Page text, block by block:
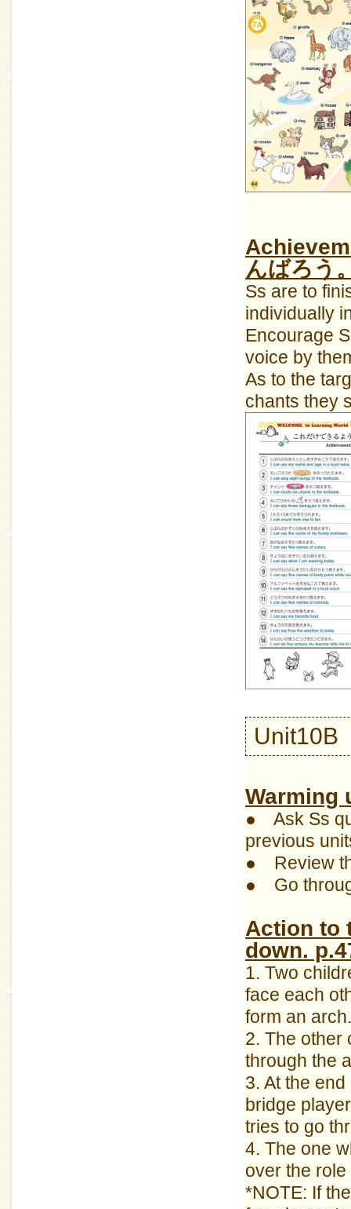
んばろう
Ss are to
individually
Encourage
voice by
As to the
chants they
Warming
● Ask Ss
previous
● Review
● Go
Action to
down.
1. Two
face each
form an arch.
2. The other
through the
3. At the end
bridge
tries to go
4. The one
over the
*NOTE: If